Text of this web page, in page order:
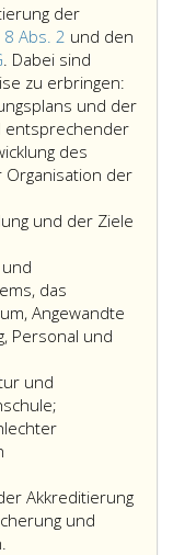
der
8 Abs. 2 und den
. Dabei sind
zu erbringen:
der
der
erfolgt
HS-
und der
entsprechender
des
Organisation der
und der Ziele
das
Angewandte
Personal und
und
Akkreditierung
und